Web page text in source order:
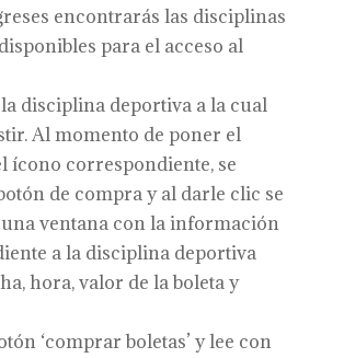
encontrarás las disciplinas
para el acceso al
disciplina deportiva a la cual
Al momento de poner el
ícono correspondiente, se
de compra y al darle clic se
ventana con la información
a la disciplina deportiva
hora, valor de la boleta y
‘comprar boletas’ y lee con